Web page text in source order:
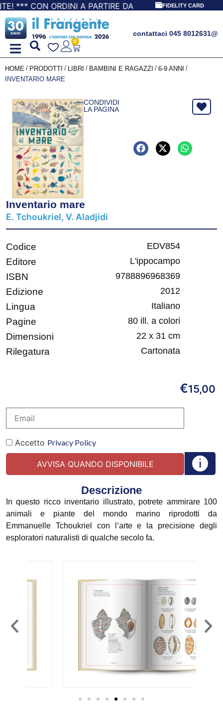
ORDINI A PARTIRE DA 69,90€ LA SPEDIZIONE È
FIDELITY CARD
contattaci 045 8012631@
0
HOME / PRODOTTI / LIBRI / BAMBINI E RAGAZZI / 6-9 ANNI /
INVENTARIO MARE
CONDIVIDI
LA PAGINA
Inventario mare
E. Tchoukriel, V. Aladjidi
Codice EDV854
Editore L'ippocampo
ISBN 9788896968369
Edizione 2012
Lingua Italiano
Pagine 80 ill. a colori
Dimensioni 22 x 31 cm
Rilegatura Cartonata
€15,00
Accetto Privacy Policy
Descrizione
In questo ricco inventario illustrato, potrete ammirare 100
animali e piante del mondo marino riprodotti da
Emmanuelle Tchoukriel con l’arte e la precisione degli
esploratori naturalisti di qualche secolo fa.